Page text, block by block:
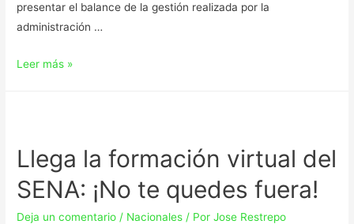
presentar el balance de la gestión realizada por la
administración …
Leer más »
Llega la formación virtual del
SENA: ¡No te quedes fuera!
Deja un comentario / Nacionales / PorJose Restrepo